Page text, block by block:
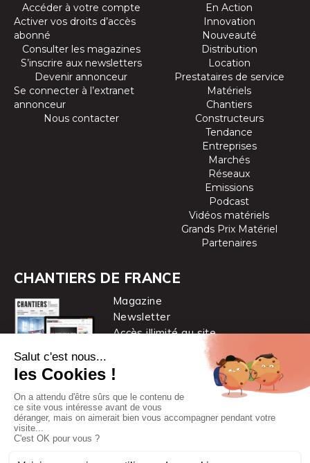
Accéder à votre compte
Activer vos droits d’accès
abonné
Consulter les magazines
S’inscrire aux newsletters
Devenir annonceur
Se connecter à l’extranet
annonceur
Nous contacter
En Action
Innovation
Nouveauté
Distribution
Location
Prestataires de service
Matériels
Chantiers
Constructeurs
Tendance
Entreprises
Marchés
Réseaux
Emissions
Podcast
Vidéos matériels
Grands Prix Matériel
Partenaires
CHANTIERS DE FRANCE
Magazine
Newsletter
Accès illimité au site
Chantiers de France est une marque